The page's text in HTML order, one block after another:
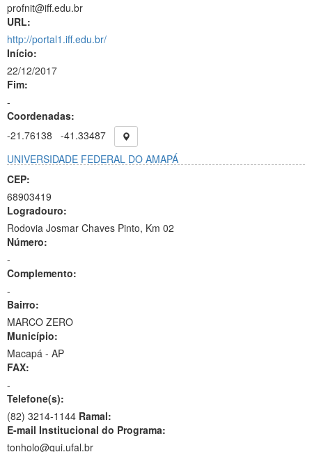
profnit@iff.edu.br
URL:
http://portal1.iff.edu.br/
Início:
22/12/2017
Fim:
-
Coordenadas:
-21.76138
-41.33487
UNIVERSIDADE FEDERAL DO AMAPÁ
CEP:
68903419
Logradouro:
Rodovia Josmar Chaves Pinto, Km 02
Número:
-
Complemento:
-
Bairro:
MARCO ZERO
Município:
Macapá - AP
FAX:
-
Telefone(s):
(82) 3214-1144 Ramal:
E-mail Institucional do Programa:
tonholo@qui.ufal.br